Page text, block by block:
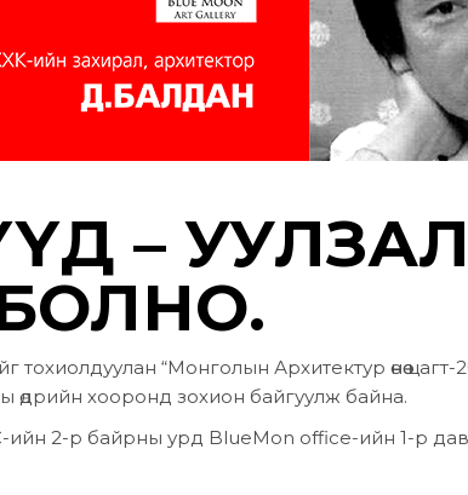
–
“Монголын Архитектур өнөө
өдрийн хооронд зохион байгуулж байна.
2-р байрны урд BlueMon office-ийн 1-р